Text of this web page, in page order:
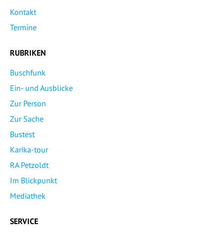
Kontakt
Termine
RUBRIKEN
Buschfunk
Ein- und Ausblicke
Zur Person
Zur Sache
Bustest
Karika-tour
RA Petzoldt
Im Blickpunkt
Mediathek
SERVICE